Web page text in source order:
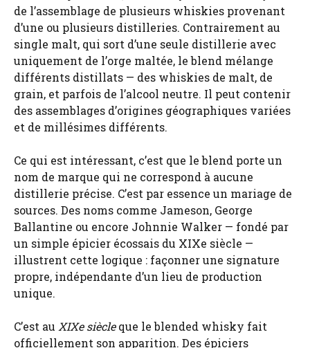
de l’assemblage de plusieurs whiskies provenant
d’une ou plusieurs distilleries. Contrairement au
single malt, qui sort d’une seule distillerie avec
uniquement de l’orge maltée, le blend mélange
différents distillats — des whiskies de malt, de
grain, et parfois de l’alcool neutre. Il peut contenir
des assemblages d’origines géographiques variées
et de millésimes différents.
Ce qui est intéressant, c’est que le blend porte un
nom de marque qui ne correspond à aucune
distillerie précise. C’est par essence un mariage de
sources. Des noms comme Jameson, George
Ballantine ou encore Johnnie Walker — fondé par
un simple épicier écossais du XIXe siècle —
illustrent cette logique : façonner une signature
propre, indépendante d’un lieu de production
unique.
C’est au XIXe siècleque le blended whisky fait
officiellement son apparition. Des épiciers